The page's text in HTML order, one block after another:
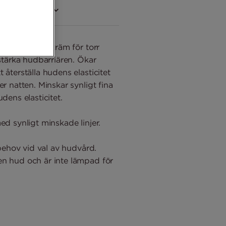
anti-age nattkräm för torr
hudbarriären. Ökar
hudens elasticitet
natten. Minskar synligt fina
elasticitet.
synligt minskade linjer.
vid val av hudvård.
hud och är inte lämpad för